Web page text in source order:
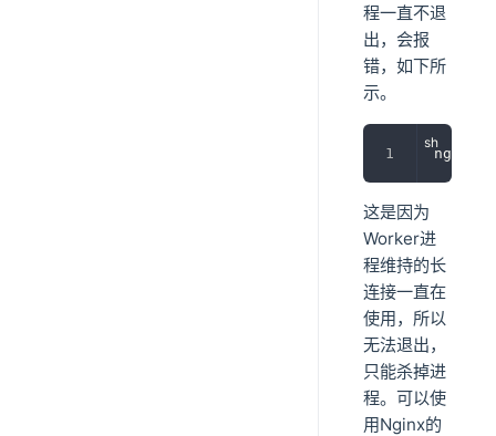
程一直不退
出，会报
错，如下所
示。
nginx:
这是因为
Worker进
程维持的长
连接一直在
使用，所以
无法退出，
只能杀掉进
程。可以使
用Nginx的